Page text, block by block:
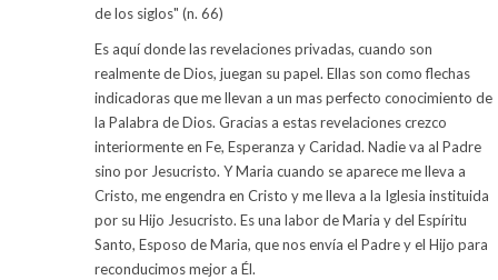
de los siglos" (n. 66)
Es aquí donde las revelaciones privadas, cuando son
realmente de Dios, juegan su papel. Ellas son como flechas
indicadoras que me llevan a un mas perfecto conocimiento de
la Palabra de Dios. Gracias a estas revelaciones crezco
interiormente en Fe, Esperanza y Caridad. Nadie va al Padre
sino por Jesucristo. Y Maria cuando se aparece me lleva a
Cristo, me engendra en Cristo y me lleva a la Iglesia instituida
por su Hijo Jesucristo. Es una labor de Maria y del Espíritu
Santo, Esposo de Maria, que nos envía el Padre y el Hijo para
reconducimos mejor a Él.